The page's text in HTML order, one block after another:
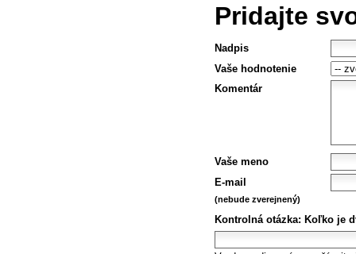
Pridajte
Nadpis
Vaše hodnotenie
Komentár
Vaše meno
E-mail
(nebude zverejnený)
Kontrolná otázka: Koľko je